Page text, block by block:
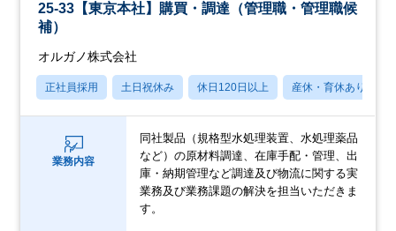
25-33【東京本社】購買・調達（管理職・管理職候
補）
オルガノ株式会社
正社員採用 土日祝休み 休日120日以上 産休・育休あり
業務内容
同社製品（規格型水処理装置、水処理薬品
など）の原材料調達、在庫手配・管理、出
庫・納期管理など調達及び物流に関する実
業務及び業務課題の解決を担当いただきま
す。